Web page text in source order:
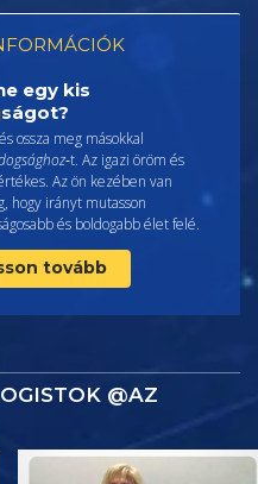
egy kis
ossza meg másokkal
‑t. Az igazi öröm és
Az ön kezében van
hogy irányt mutasson
és boldogabb élet felé.
tovább
@AZ